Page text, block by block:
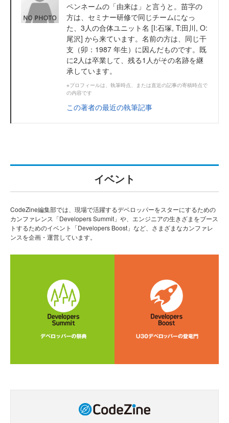
ペンネームの「由来は」と言うと。苗字の
方は、セミナー研修で同じチームになっ
た、3人の合体ユニット名 [I:石塚, T:田川, O:
尾沢] から来ています。名前の方は、同じ干
支（卯：1987 年生）に因んだものです。既
に2人は卒業して、残る1人がその名跡を継
承しています。
※プロフィールは、執筆時点、または直近の記事の寄稿時点で
の内容です
この著者の最近の執筆記事
イベント
CodeZine編集部では、現場で活躍するデベロッパーをスターにするための
カンファレンス「Developers Summit」や、エンジニアの生きざまをブース
トするためのイベント「Developers Boost」など、さまざまなカンファレ
ンスを企画・運営しています。